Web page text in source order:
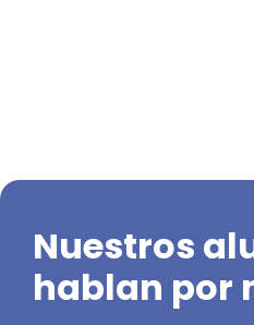
Nuestros
hablan por